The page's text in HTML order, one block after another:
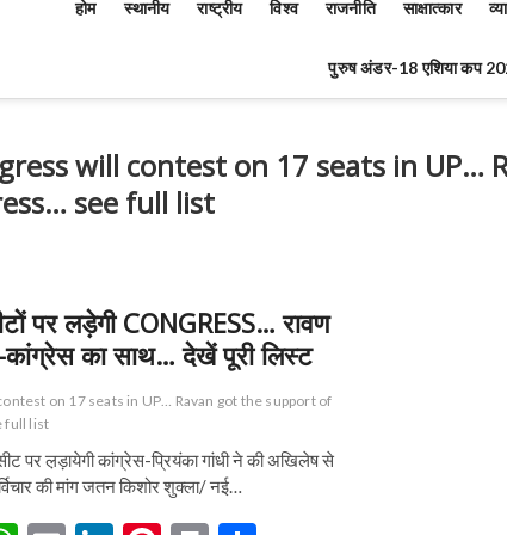
होम स्थानीय राष्ट्रीय विश्व राजनीति साक्षात्कार
पुरुष अंडर-18 एशिया कप
will contest on 17 seats in UP…
see full list
पर लड़ेगी CONGRESS… रावण
कांग्रेस का साथ… देखें पूरी लिस्ट
on 17 seats in UP… Ravan got the support of
full list
पर ल़ड़ायेगी कांग्रेस-प्रियंका गांधी ने की अखिलेष से
की मांग जतन किशोर शुक्ला/ नई…